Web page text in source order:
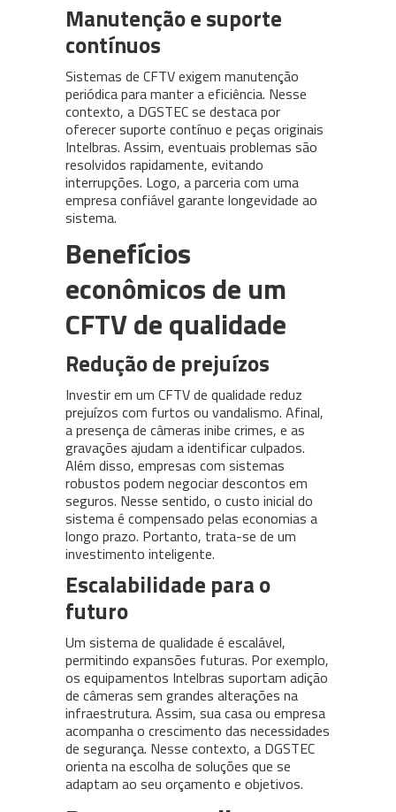
Manutenção e suporte
contínuos
Sistemas de CFTV exigem manutenção
periódica para manter a eficiência. Nesse
contexto, a DGSTEC se destaca por
oferecer suporte contínuo e peças originais
Intelbras. Assim, eventuais problemas são
resolvidos rapidamente, evitando
interrupções. Logo, a parceria com uma
empresa confiável garante longevidade ao
sistema.
Benefícios
econômicos de um
CFTV de qualidade
Redução de prejuízos
Investir em um CFTV de qualidade reduz
prejuízos com furtos ou vandalismo. Afinal,
a presença de câmeras inibe crimes, e as
gravações ajudam a identificar culpados.
Além disso, empresas com sistemas
robustos podem negociar descontos em
seguros. Nesse sentido, o custo inicial do
sistema é compensado pelas economias a
longo prazo. Portanto, trata-se de um
investimento inteligente.
Escalabilidade para o
futuro
Um sistema de qualidade é escalável,
permitindo expansões futuras. Por exemplo,
os equipamentos Intelbras suportam adição
de câmeras sem grandes alterações na
infraestrutura. Assim, sua casa ou empresa
acompanha o crescimento das necessidades
de segurança. Nesse contexto, a DGSTEC
orienta na escolha de soluções que se
adaptam ao seu orçamento e objetivos.